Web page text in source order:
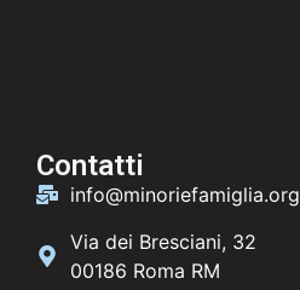
Contatti
info@minoriefamiglia.org
Via dei Bresciani, 32
00186 Roma RM